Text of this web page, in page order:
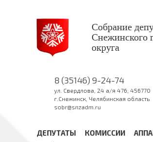
Собрание
Снежинского
округа
8 (35146) 9-24-74
ул. Свердлова, 24 а/я 476, 456770
г.Снежинск, Челябинская область
sobr@snzadm.ru
ДЕПУТАТЫ КОМИССИИ